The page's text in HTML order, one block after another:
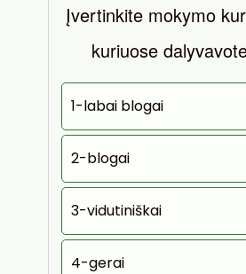
Įvertinkite mokymo
kuriuose
1-labai blogai
2-blogai
3-vidutiniškai
4-gerai